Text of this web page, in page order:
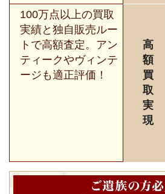
100万点以上の買取
実績と独自販売ルー
トで高額査定。アン
ティークやヴィンテ
ージも適正評価！
高
額
買
取
実
現